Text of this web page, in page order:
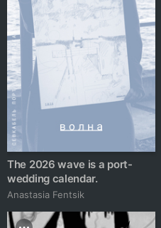
The 2026 wave is a port-
wedding calendar.
Anastasia Fentsik